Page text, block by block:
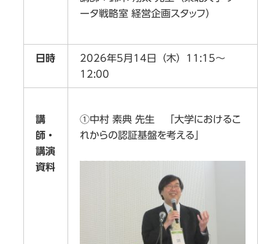
ータ戦略室 経営企画スタッフ）
日時
2026年5月14日（木）11:15～
12:00
講
師・
講演
資料
①中村 素典 先生 「大学におけるこ
れからの認証基盤を考える」